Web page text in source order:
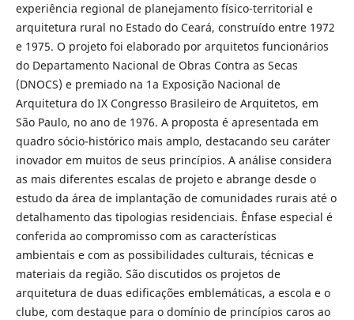
experiência regional de planejamento físico-territorial e
arquitetura rural no Estado do Ceará, construído entre 1972
e 1975. O projeto foi elaborado por arquitetos funcionários
do Departamento Nacional de Obras Contra as Secas
(DNOCS) e premiado na 1a Exposição Nacional de
Arquitetura do IX Congresso Brasileiro de Arquitetos, em
São Paulo, no ano de 1976. A proposta é apresentada em
quadro sócio-histórico mais amplo, destacando seu caráter
inovador em muitos de seus princípios. A análise considera
as mais diferentes escalas de projeto e abrange desde o
estudo da área de implantação de comunidades rurais até o
detalhamento das tipologias residenciais. Ênfase especial é
conferida ao compromisso com as características
ambientais e com as possibilidades culturais, técnicas e
materiais da região. São discutidos os projetos de
arquitetura de duas edificações emblemáticas, a escola e o
clube, com destaque para o domínio de princípios caros ao